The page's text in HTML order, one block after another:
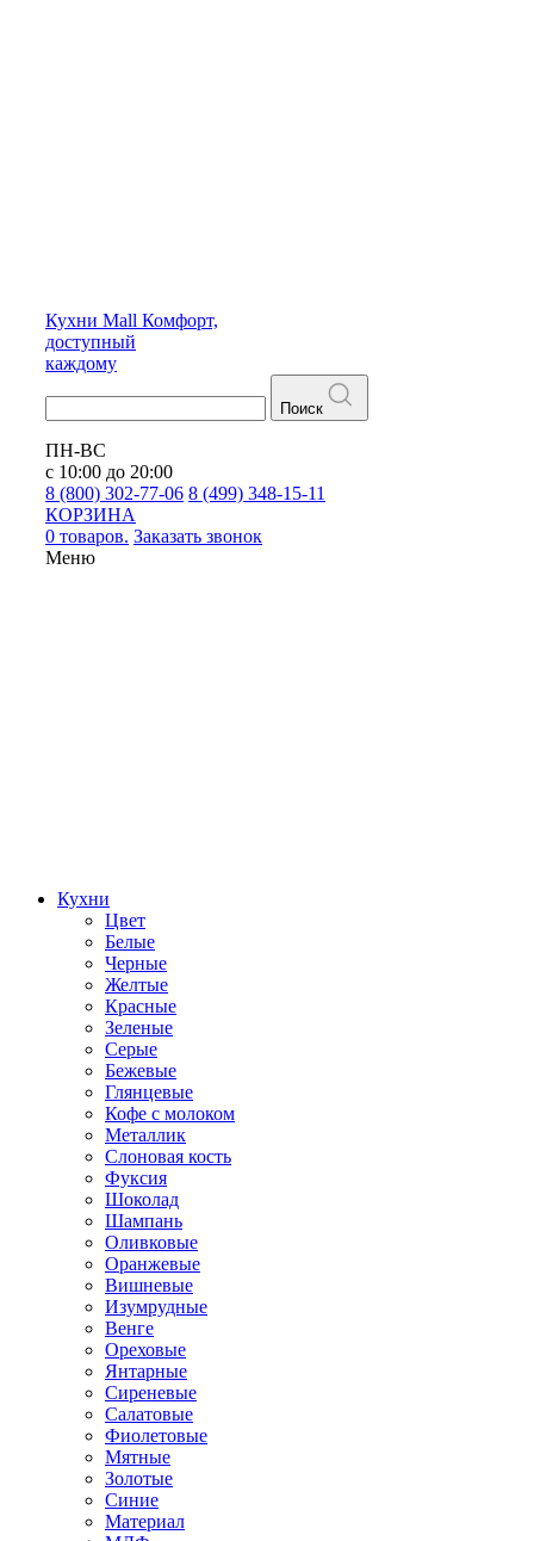
Кухни Mall Комфорт,
доступный
каждому
Поиск
ПН-ВС
с 10:00 до 20:00
8 (800) 302-77-06 8 (499) 348-15-11
КОРЗИНА
0 товаров. Заказать звонок
Меню
Кухни
Цвет
Белые
Черные
Желтые
Красные
Зеленые
Серые
Бежевые
Глянцевые
Кофе с молоком
Металлик
Слоновая кость
Фуксия
Шоколад
Шампань
Оливковые
Оранжевые
Вишневые
Изумрудные
Венге
Ореховые
Янтарные
Сиреневые
Салатовые
Фиолетовые
Мятные
Золотые
Синие
Материал